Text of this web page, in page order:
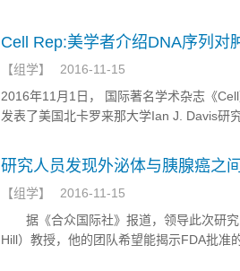
表在顶级医学期刊《新英格兰医学》上。
Cell Rep:美学者介绍DNA序列对
【组学】
2016-11-15
2016年11月1日， 国际著名学术杂志《
发表了美国北卡罗来那大学Ian J. Davis研
是一种罕见的骨与软组织肿瘤，在儿童和青
研究人员发现外泌体与胰腺癌之
【组学】
2016-11-15
据《合众国际社》报道，领导此次研究
Hill）教授，他的团队希望能揭示FDA批准